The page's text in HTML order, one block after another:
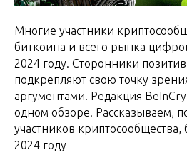
Многие участники
биткоина и всего рынка
2024 году. Сторонники
подкрепляют свою точку
аргументами. Редакция
одном обзоре. Рассказываем,
участников криптосообщества,
2024 году